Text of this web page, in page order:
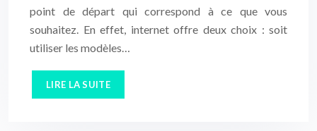
point de départ qui correspond à ce que vous
souhaitez. En effet, internet offre deux choix : soit
utiliser les modèles…
LIRE LA SUITE